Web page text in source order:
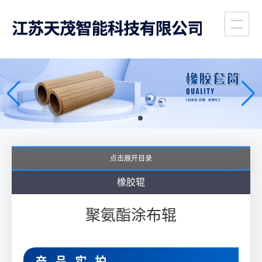
工业胶辊专家
支持非标定制
全国销售与服务热线
139-6172-8958
点击展开目录
橡胶辊
聚氨酯涂布辊